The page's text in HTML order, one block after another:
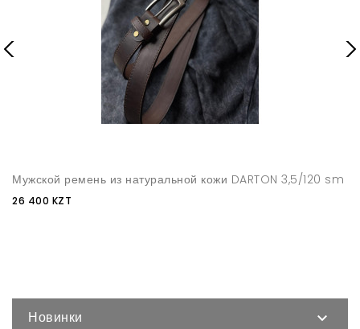
Мужской ремень из натуральной кожи DARTON 3,5/120 sm
26 400 KZT
Новинки 